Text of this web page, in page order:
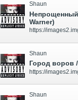
Shaun
Warner)
Shaun
Город воров
Shaun